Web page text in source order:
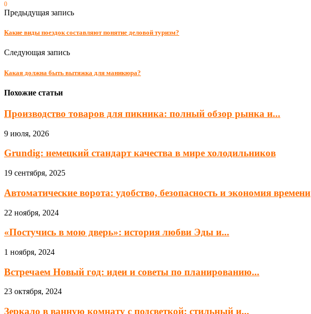
0
Предыдущая запись
Какие виды поездок составляют понятие деловой туризм?
Следующая запись
Какая должна быть вытяжка для маникюра?
Похожие статьи
Производство товаров для пикника: полный обзор рынка и...
9 июля, 2026
Grundig: немецкий стандарт качества в мире холодильников
19 сентября, 2025
Автоматические ворота: удобство, безопасность и экономия времени
22 ноября, 2024
«Постучись в мою дверь»: история любви Эды и...
1 ноября, 2024
Встречаем Новый год: идеи и советы по планированию...
23 октября, 2024
Зеркало в ванную комнату с подсветкой: стильный и...